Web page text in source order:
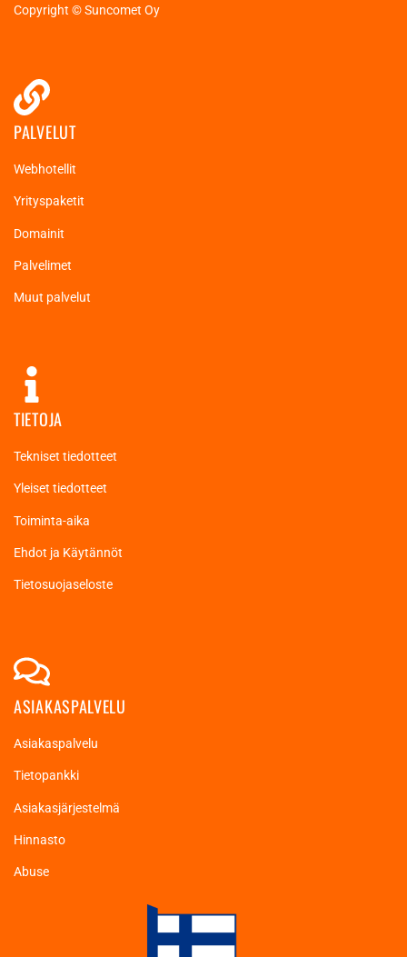
Copyright © Suncomet Oy
PALVELUT
Webhotellit
Yrityspaketit
Domainit
Palvelimet
Muut palvelut
TIETOJA
Tekniset tiedotteet
Yleiset tiedotteet
Toiminta-aika
Ehdot ja Käytännöt
Tietosuojaseloste
ASIAKASPALVELU
Asiakaspalvelu
Tietopankki
Asiakasjärjestelmä
Hinnasto
Abuse